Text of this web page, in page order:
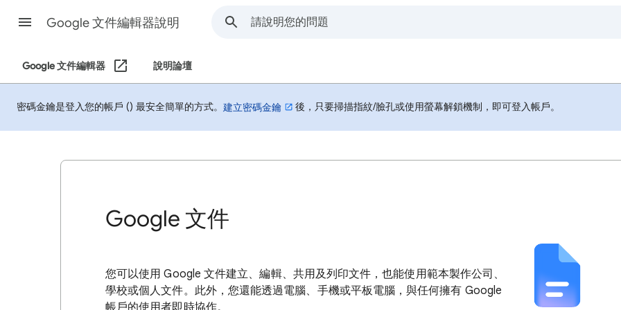
Google 文件編輯器說明
Google 文件編輯器 說明論壇
密碼金鑰是登入您的帳戶 () 最安全簡單的方式。 建立密碼金鑰 後，只要掃描指紋/臉孔或使用螢幕解鎖機制，即可登入帳戶。
Google 文件
您可以使用 Google 文件建立、編輯、共用及列印文件，也能使用範本製作公司、
學校或個人文件。此外，您還能透過電腦、手機或平板電腦，與任何擁有 Google
帳戶的使用者即時協作。